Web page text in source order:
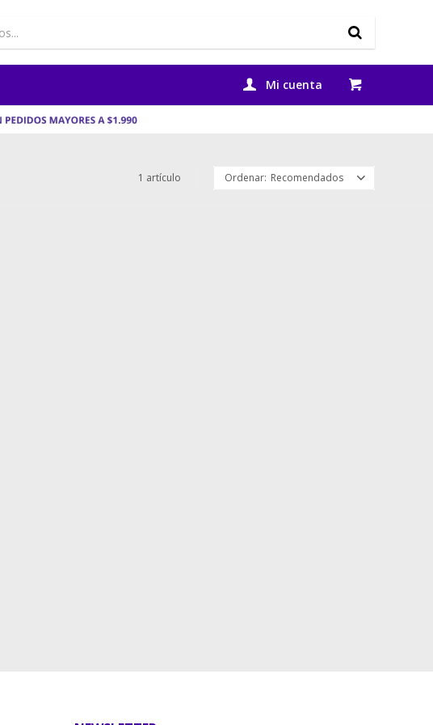
1 artículo Recomendados